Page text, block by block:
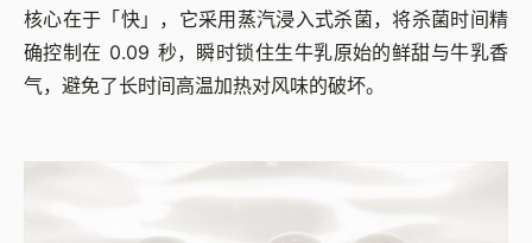
核心在于「快」，它采用蒸汽浸入式杀菌，将杀菌时间精
确控制在 0.09 秒，瞬时锁住生牛乳原始的鲜甜与牛乳香
气，避免了长时间高温加热对风味的破坏。